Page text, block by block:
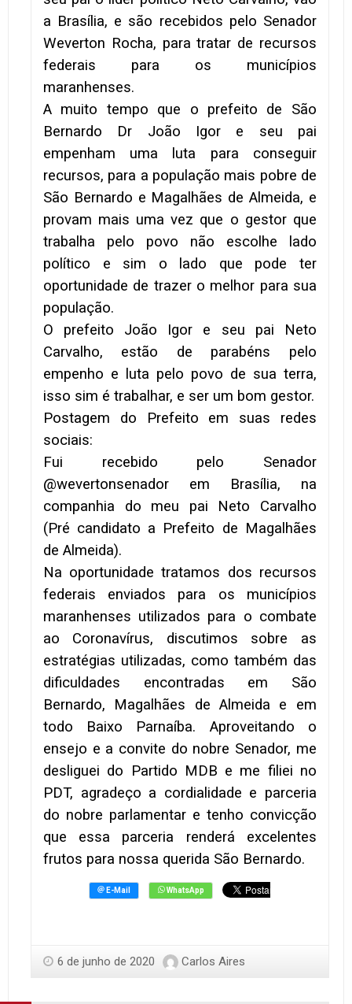
a Brasília, e são recebidos pelo Senador
Weverton Rocha, para tratar de recursos
federais para os municípios
maranhenses.
A muito tempo que o prefeito de São
Bernardo Dr João Igor e seu pai
empenham uma luta para conseguir
recursos, para a população mais pobre de
São Bernardo e Magalhães de Almeida, e
provam mais uma vez que o gestor que
trabalha pelo povo não escolhe lado
político e sim o lado que pode ter
oportunidade de trazer o melhor para sua
população.
O prefeito João Igor e seu pai Neto
Carvalho, estão de parabéns pelo
empenho e luta pelo povo de sua terra,
isso sim é trabalhar, e ser um bom gestor.
Postagem do Prefeito em suas redes
sociais:
Fui recebido pelo Senador
@wevertonsenador em Brasília, na
companhia do meu pai Neto Carvalho
(Pré candidato a Prefeito de Magalhães
de Almeida).
Na oportunidade tratamos dos recursos
federais enviados para os municípios
maranhenses utilizados para o combate
ao Coronavírus, discutimos sobre as
estratégias utilizadas, como também das
dificuldades encontradas em São
Bernardo, Magalhães de Almeida e em
todo Baixo Parnaíba. Aproveitando o
ensejo e a convite do nobre Senador, me
desliguei do Partido MDB e me filiei no
PDT, agradeço a cordialidade e parceria
do nobre parlamentar e tenho convicção
que essa parceria renderá excelentes
frutos para nossa querida São Bernardo.
6 de junho de 2020 Carlos Aires